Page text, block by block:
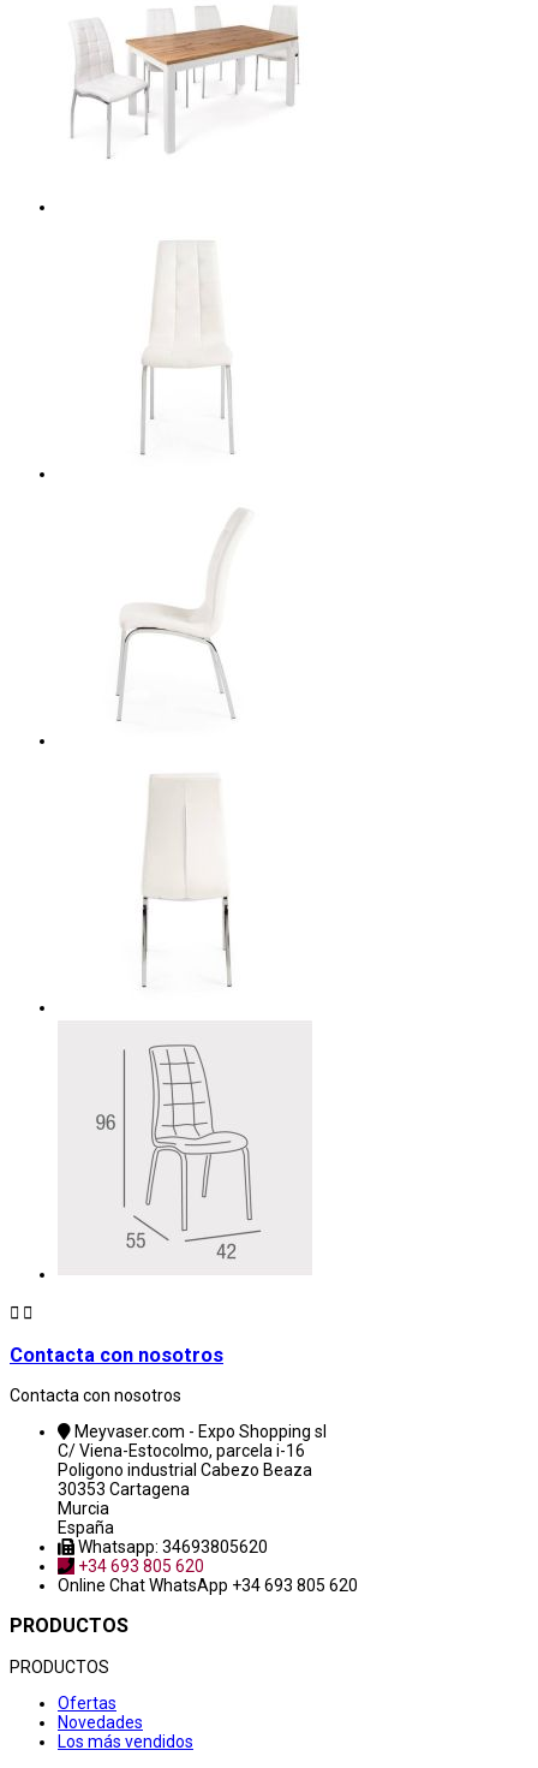
 
Contacta con nosotros
Contacta con nosotros
Meyvaser.com - Expo Shopping sl
C/ Viena-Estocolmo, parcela i-16
Poligono industrial Cabezo Beaza
30353 Cartagena
Murcia
España
Whatsapp: 34693805620
+34 693 805 620
Online ChatWhatsApp +34 693 805 620
PRODUCTOS
PRODUCTOS
Ofertas
Novedades
Los más vendidos